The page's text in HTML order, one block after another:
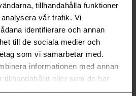
tillhandahålla funktioner
vår trafik. Vi
identifierare och annan
till de sociala medier och
som vi samarbetar med.
informationen med annan
tillhandahållit eller som de har
deras tjänster.
objekt?